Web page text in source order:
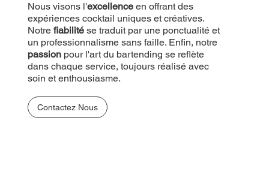
Nous visons l'excellenceen offrant des
expériences cocktail uniques et créatives.
Notre fiabilité se traduit par une ponctualité et
un professionnalisme sans faille. Enfin, notre
passionpour l'art du bartending se reflète
dans chaque service, toujours réalisé avec
soin et enthousiasme.
Contactez Nous